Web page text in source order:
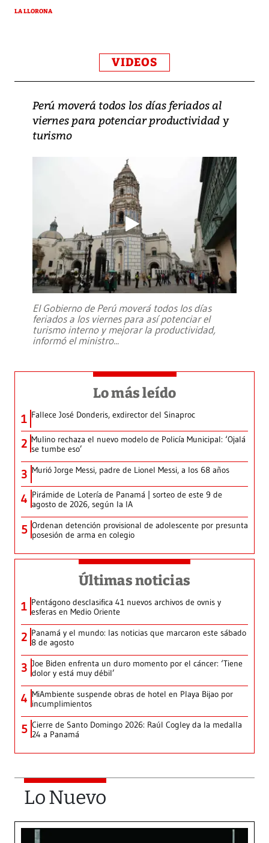
LA LLORONA
VIDEOS
Perú moverá todos los días feriados al
viernes para potenciar productividad y
turismo
El Gobierno de Perú moverá todos los días
feriados a los viernes para así potenciar el
turismo interno y mejorar la productividad,
informó el ministro...
Lo más leído
1 Fallece José Donderis, exdirector del Sinaproc
2 Mulino rechaza el nuevo modelo de Policía Municipal: ‘Ojalá
se tumbe eso’
3 Murió Jorge Messi, padre de Lionel Messi, a los 68 años
4 Pirámide de Lotería de Panamá | sorteo de este 9 de
agosto de 2026, según la IA
5 Ordenan detención provisional de adolescente por presunta
posesión de arma en colegio
Últimas noticias
1 Pentágono desclasifica 41 nuevos archivos de ovnis y
esferas en Medio Oriente
2 Panamá y el mundo: las noticias que marcaron este sábado
8 de agosto
3 Joe Biden enfrenta un duro momento por el cáncer: ‘Tiene
dolor y está muy débil’
4 MiAmbiente suspende obras de hotel en Playa Bijao por
incumplimientos
5 Cierre de Santo Domingo 2026: Raúl Cogley da la medalla
24 a Panamá
Lo Nuevo